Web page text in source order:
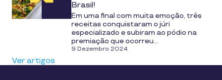
Brasil!
Em uma final com muita emoção, três
receitas conquistaram o júri
especializado e subiram ao pódio na
premiação que ocorreu...
9 Dezembro 2024
Ver artigos